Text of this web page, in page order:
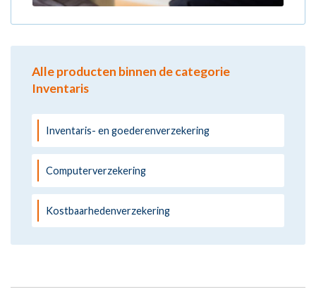
Alle producten binnen de categorie
Inventaris
Inventaris- en goederenverzekering
Computerverzekering
Kostbaarhedenverzekering